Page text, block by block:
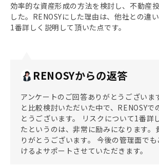
効率的な資産形成の方法を検討し、不動産
した。RENOSYにした理由は、他社との違
1番詳しく説明して頂いた点です。
RENOSYからの返答
アンケートのご回答ありがとうございま
と比較検討いただいた中で、RENOSYで
とうございます。 リスクについて1番詳
たというのは、非常に励みになります。
りがとうございます。 今後の管理面で
けるよサポートさせていただきます。